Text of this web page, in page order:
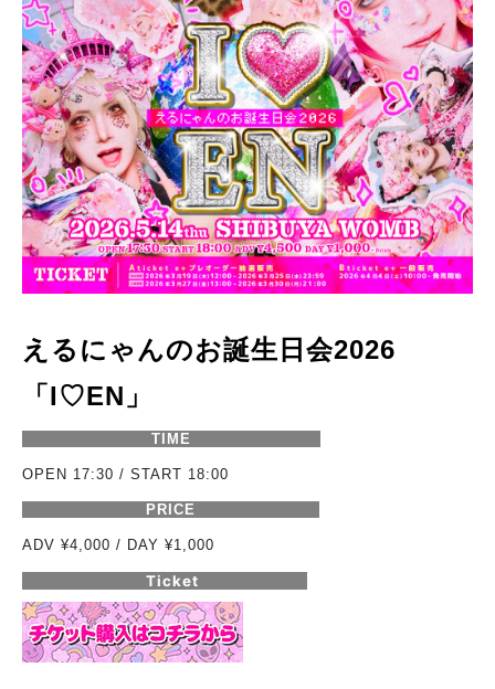
えるにゃんのお誕生日会2026
「I♡EN」
TIME
OPEN 17:30 / START 18:00
PRICE
ADV ¥4,000 / DAY ¥1,000
Ticket